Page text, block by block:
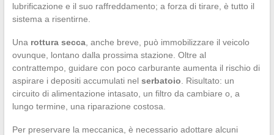
lubrificazione e il suo raffreddamento; a forza di tirare, è tutto il
sistema a risentirne.
Una rottura secca, anche breve, può immobilizzare il veicolo
ovunque, lontano dalla prossima stazione. Oltre al
contrattempo, guidare con poco carburante aumenta il rischio di
aspirare i depositi accumulati nel serbatoio . Risultato: un
circuito di alimentazione intasato, un filtro da cambiare o, a
lungo termine, una riparazione costosa.
Per preservare la meccanica, è necessario adottare alcuni